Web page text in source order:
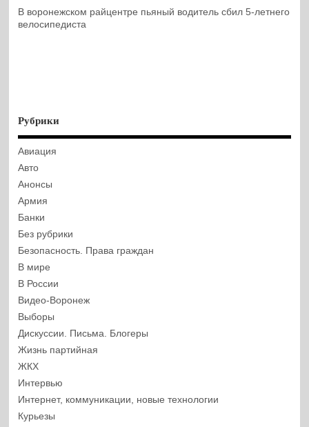
В воронежском райцентре пьяный водитель сбил 5-летнего
велосипедиста
Рубрики
Авиация
Авто
Анонсы
Армия
Банки
Без рубрики
Безопасность. Права граждан
В мире
В России
Видео-Воронеж
Выборы
Дискуссии. Письма. Блогеры
Жизнь партийная
ЖКХ
Интервью
Интернет, коммуникации, новые технологии
Курьезы